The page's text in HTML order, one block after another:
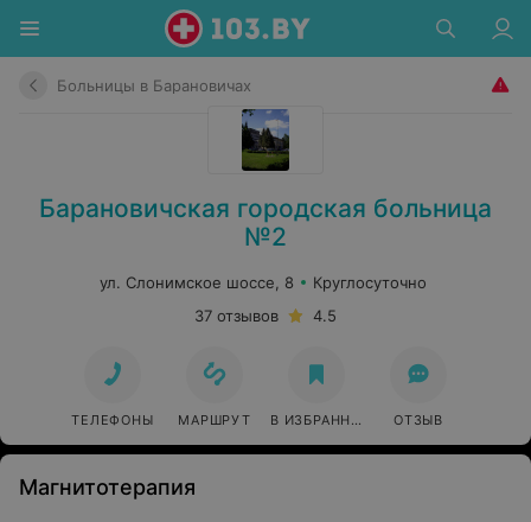
Больницы в Барановичах
Барановичская городская больница
№2
ул. Слонимское шоссе, 8
Круглосуточно
37 отзывов
4.5
ТЕЛЕФОНЫ МАРШРУТ В ИЗБРАННОЕ ОТЗЫВ
Магнитотерапия